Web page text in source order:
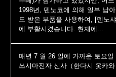
1998년, 덴노코에 의해 일부 남
도 받은 부품을 사용하여, [덴노
에 부활시켰습니다. 현재에...
매년 7 월 26 일에 가까운 토요일
쓰시마진자 신사（한다시 옷카와